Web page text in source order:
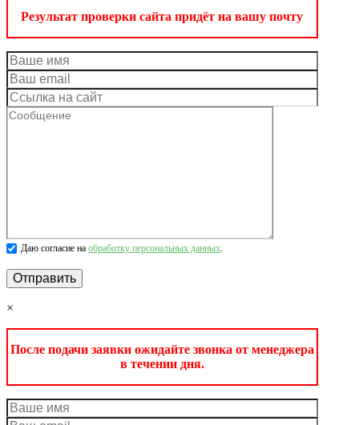
Результат проверки сайта придёт на вашу почту
Даю согласие на обработку персональных данных.
×
После подачи заявки ожидайте звонка от менеджера
в течении дня.